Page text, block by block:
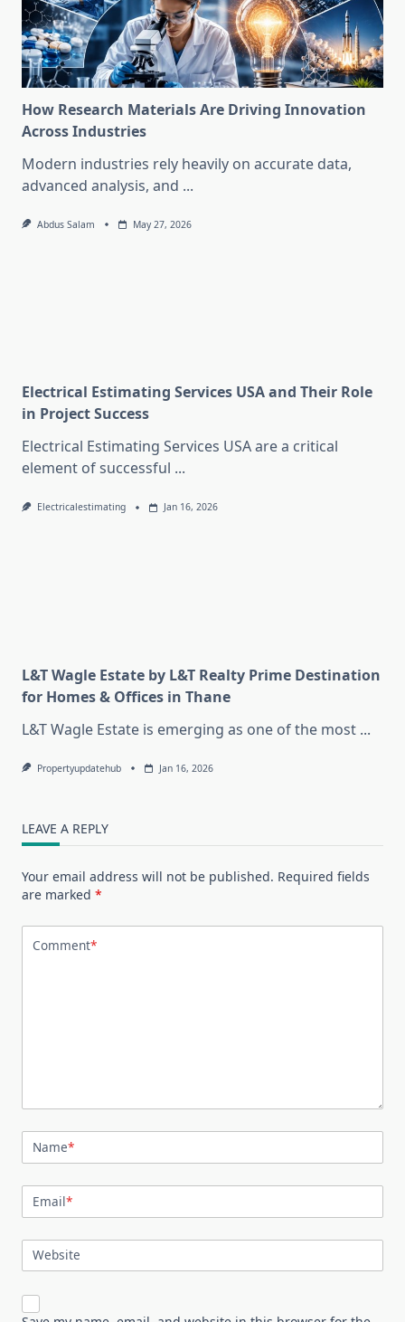
How Research Materials Are Driving Innovation
Across Industries
Modern industries rely heavily on accurate data,
advanced analysis, and ...
Abdus Salam May 27, 2026
Electrical Estimating Services USA and Their Role
in Project Success
Electrical Estimating Services USA are a critical
element of successful ...
Electricalestimating Jan 16, 2026
L&T Wagle Estate by L&T Realty Prime Destination
for Homes & Offices in Thane
L&T Wagle Estate is emerging as one of the most ...
Propertyupdatehub Jan 16, 2026
LEAVE A REPLY
Your email address will not be published. Required fields
are marked *
Comment*
Name*
Email*
Website